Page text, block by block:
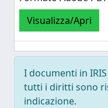
Visualizza/Apri
I documenti in
tutti i diritti sono
indicazione.